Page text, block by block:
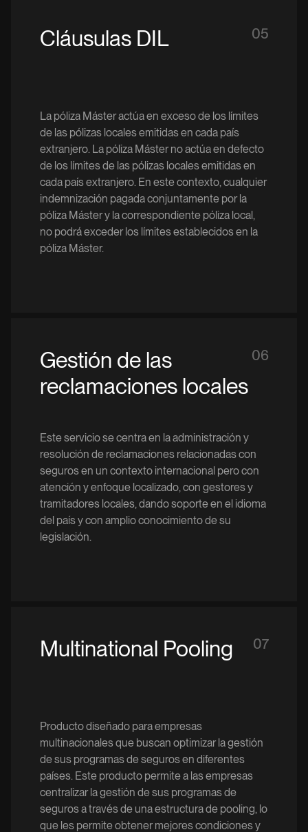
Cláusulas DIL 05
La póliza Máster actúa en exceso de los límites
de las pólizas locales emitidas en cada país
extranjero. La póliza Máster no actúa en defecto
de los límites de las pólizas locales emitidas en
cada país extranjero. En este contexto, cualquier
indemnización pagada conjuntamente por la
póliza Máster y la correspondiente póliza local,
no podrá exceder los límites establecidos en la
póliza Máster.
Gestión de las
reclamaciones locales
06
Este servicio se centra en la administración y
resolución de reclamaciones relacionadas con
seguros en un contexto internacional pero con
atención y enfoque localizado, con gestores y
tramitadores locales, dando soporte en el idioma
del país y con amplio conocimiento de su
legislación.
Multinational Pooling 07
Producto diseñado para empresas
multinacionales que buscan optimizar la gestión
de sus programas de seguros en diferentes
países. Este producto permite a las empresas
centralizar la gestión de sus programas de
seguros a través de una estructura de pooling, lo
que les permite obtener mejores condiciones y